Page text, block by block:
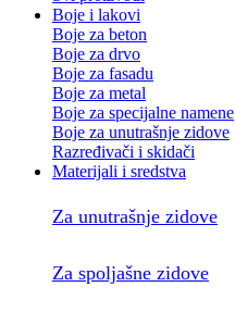
Boje i lakovi
Boje za beton
Boje za drvo
Boje za fasadu
Boje za metal
Boje za specijalne namene
Boje za unutrašnje zidove
Razređivači i skidači
Materijali i sredstva
Za unutrašnje zidove
Za spoljašne zidove